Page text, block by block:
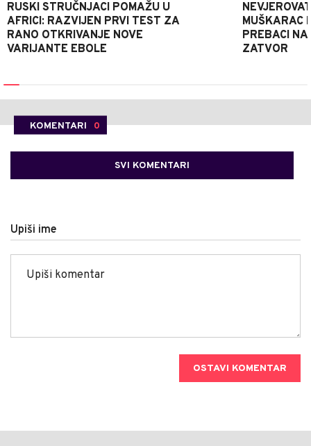
RUSKI STRUČNJACI POMAŽU U
AFRICI: RAZVIJEN PRVI TEST ZA
RANO OTKRIVANJE NOVE
VARIJANTE EBOLE
MUŠKARAC
PREBACI
ZATVOR
KOMENTARI 0
SVI KOMENTARI
Upiši ime
OSTAVI KOMENTAR